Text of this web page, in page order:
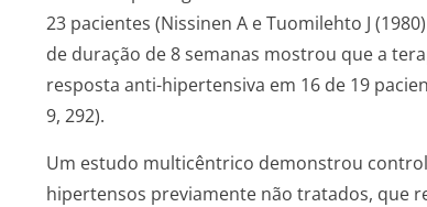
23 pacientes (Nissinen A e Tuomilehto J
de duração de 8 semanas mostrou que a
resposta anti-hipertensiva em 16 de 19
9, 292).
Um estudo multicêntrico demonstrou
hipertensos previamente não tratados, que